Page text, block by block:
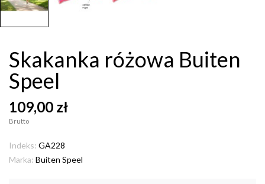
Skakanka różowa Buiten
Speel
109,00 zł
Brutto
Indeks: GA228
Marka: Buiten Speel